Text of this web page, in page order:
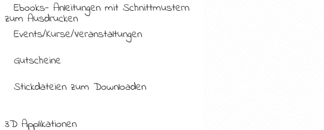
Ebooks- Anleitungen mit Schnittmustern
zum Ausdrucken
Events/Kurse/Veranstaltungen
Gutscheine
Stickdateien zum Downloaden
3D Applikationen